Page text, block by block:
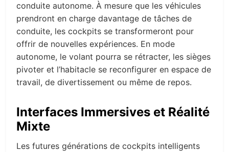
conduite autonome. À mesure que les véhicules
prendront en charge davantage de tâches de
conduite, les cockpits se transformeront pour
offrir de nouvelles expériences. En mode
autonome, le volant pourra se rétracter, les sièges
pivoter et l’habitacle se reconfigurer en espace de
travail, de divertissement ou même de repos.
Interfaces Immersives et Réalité
Mixte
Les futures générations de cockpits intelligents